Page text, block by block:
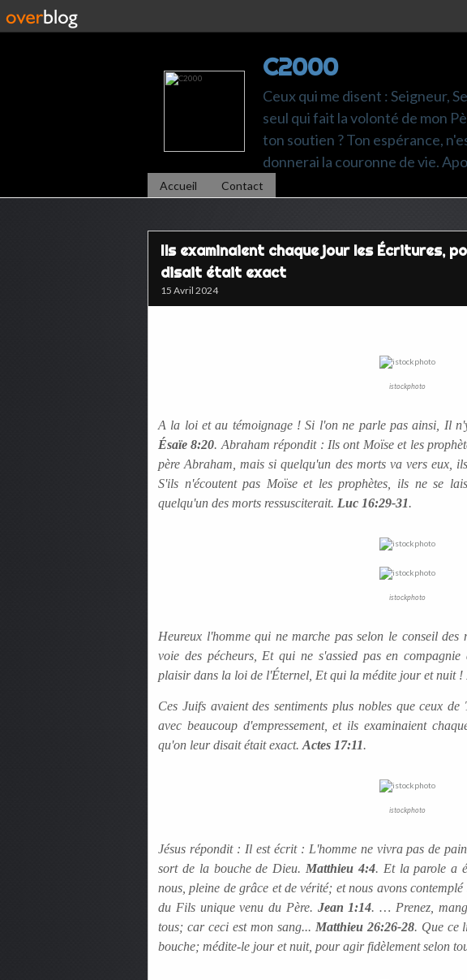
C2000
Ceux qui me disent : Seigneur,
seul qui fait la volonté de mon
ton soutien ? Ton espérance,
donnerai la couronne de vie.
Accueil Contact
Ils examinaient chaque jour les Écritures,
disait était exact
15 Avril 2024
istockphoto
A la loi et au témoignage ! Si l'on ne parle pas ainsi, Il
Ésaïe 8:20. Abraham répondit : Ils ont Moïse et les
père Abraham, mais si quelqu'un des morts va vers eux,
S'ils n'écoutent pas Moïse et les prophètes, ils ne se
quelqu'un des morts ressusciterait. Luc 16:29-31.
istockphoto
Heureux l'homme qui ne marche pas selon le conseil
voie des pécheurs, Et qui ne s'assied pas en
plaisir dans la loi de l'Éternel, Et qui la médite jour et nuit !
Ces Juifs avaient des sentiments plus nobles que ceux
avec beaucoup d'empressement, et ils examinaient
qu'on leur disait était exact. Actes 17:11.
istockphoto
Jésus répondit : Il est écrit : L'homme ne vivra pas de
sort de la bouche de Dieu. Matthieu 4:4. Et la parole a
nous, pleine de grâce et de vérité; et nous avons
du Fils unique venu du Père. Jean 1:14. … Prenez,
tous; car ceci est mon sang... Matthieu 26:26-28. Que ce
bouche; médite-le jour et nuit, pour agir fidèlement selon